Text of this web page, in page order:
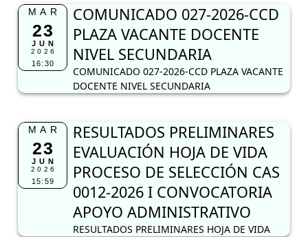
MAR
23
JUN
2026
16:30
COMUNICADO 027-2026-CCD
PLAZA VACANTE DOCENTE
NIVEL SECUNDARIA
COMUNICADO 027-2026-CCD PLAZA VACANTE
DOCENTE NIVEL SECUNDARIA
MAR
23
JUN
2026
15:59
RESULTADOS PRELIMINARES
EVALUACIÓN HOJA DE VIDA
PROCESO DE SELECCIÓN CAS
0012-2026 I CONVOCATORIA
APOYO ADMINISTRATIVO
RESULTADOS PRELIMINARES HOJA DE VIDA